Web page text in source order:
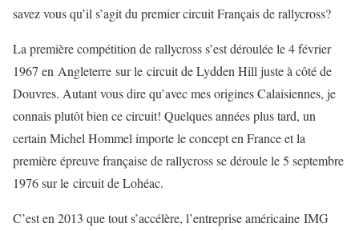
savez vous qu’il s’agit du premier circuit Français de rallycross?
La première compétition de rallycross s’est déroulée le 4 février
1967 en Angleterre sur le circuit de Lydden Hill juste à côté de
Douvres. Autant vous dire qu’avec mes origines Calaisiennes, je
connais plutôt bien ce circuit! Quelques années plus tard, un
certain Michel Hommel importe le concept en France et la
première épreuve française de rallycross se déroule le 5 septembre
1976 sur le circuit de Lohéac.
C’est en 2013 que tout s’accélère, l’entreprise américaine IMG